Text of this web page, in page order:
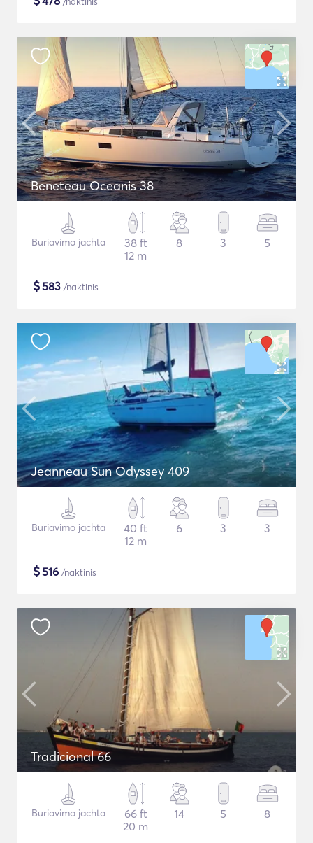
Beneteau Oceanis 38
Buriavimo jachta
38 ft
12 m
8 3 5
$583 /naktinis
Jeanneau Sun Odyssey 409
Buriavimo jachta
40 ft
12 m
6 3 3
$516 /naktinis
Tradicional 66
Buriavimo jachta
66 ft
20 m
14 5 8